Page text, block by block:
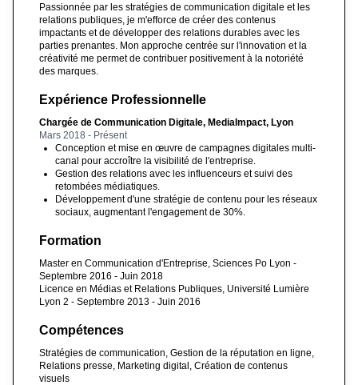
Passionnée par les stratégies de communication digitale et les
relations publiques, je m'efforce de créer des contenus
impactants et de développer des relations durables avec les
parties prenantes. Mon approche centrée sur l'innovation et la
créativité me permet de contribuer positivement à la notoriété
des marques.
Expérience Professionnelle
Chargée de Communication Digitale, MediaImpact, Lyon
Mars 2018 - Présent
Conception et mise en œuvre de campagnes digitales multi-
canal pour accroître la visibilité de l'entreprise.
Gestion des relations avec les influenceurs et suivi des
retombées médiatiques.
Développement d'une stratégie de contenu pour les réseaux
sociaux, augmentant l'engagement de 30%.
Formation
Master en Communication d'Entreprise, Sciences Po Lyon -
Septembre 2016 - Juin 2018
Licence en Médias et Relations Publiques, Université Lumière
Lyon 2 - Septembre 2013 - Juin 2016
Compétences
Stratégies de communication, Gestion de la réputation en ligne,
Relations presse, Marketing digital, Création de contenus
visuels